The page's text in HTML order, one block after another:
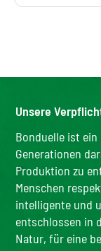
Unsere
Bonduelle ist
Generationen
Produktion zu
Menschen
intelligente und
entschlossen in
Natur, für eine